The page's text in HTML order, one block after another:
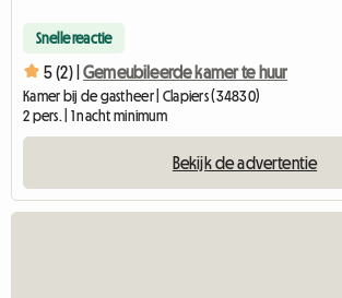
Snelle reactie
5 (2) | Gemeubileerde kamer te huur
Kamer bij de gastheer | Clapiers (34830)
2 pers. | 1 nacht minimum
Bekijk de advertentie